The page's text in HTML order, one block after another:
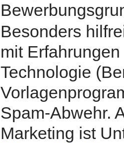
Besonders
mit
Technologie
Spam-Abwehr.
Marketing ist